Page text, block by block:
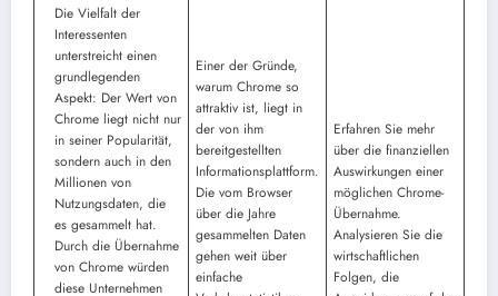
Die Vielfalt der
Interessenten
unterstreicht einen
grundlegenden
Aspekt: ​​Der Wert von
Chrome liegt nicht nur
in seiner Popularität,
sondern auch in den
Millionen von
Nutzungsdaten, die
es gesammelt hat.
Durch die Übernahme
von Chrome würden
diese Unternehmen
Einer der Gründe,
warum Chrome so
attraktiv ist, liegt in
der von ihm
bereitgestellten
Informationsplattform.
Die vom Browser
über die Jahre
gesammelten Daten
gehen weit über
einfache
Erfahren Sie mehr
über die finanziellen
Auswirkungen einer
möglichen Chrome-
Übernahme.
Analysieren Sie die
wirtschaftlichen
Folgen, die